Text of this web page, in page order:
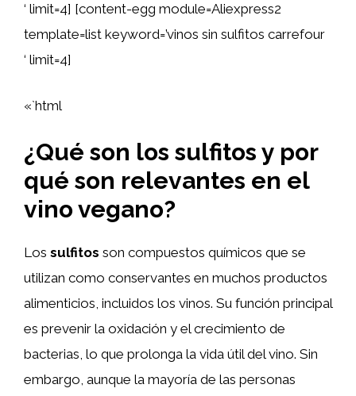
‘ limit=4] [content-egg module=Aliexpress2
template=list keyword=’vinos sin sulfitos carrefour
‘ limit=4]
«`html
¿Qué son los sulfitos y por
qué son relevantes en el
vino vegano?
Los sulfitos son compuestos químicos que se
utilizan como conservantes en muchos productos
alimenticios, incluidos los vinos. Su función principal
es prevenir la oxidación y el crecimiento de
bacterias, lo que prolonga la vida útil del vino. Sin
embargo, aunque la mayoría de las personas